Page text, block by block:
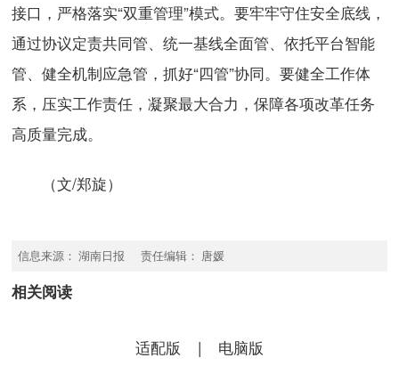
接口，严格落实“双重管理”模式。要牢牢守住安全底线，
通过协议定责共同管、统一基线全面管、依托平台智能
管、健全机制应急管，抓好“四管”协同。要健全工作体
系，压实工作责任，凝聚最大合力，保障各项改革任务
高质量完成。
（文/郑旋）
信息来源： 湖南日报 责任编辑： 唐媛
相关阅读
适配版 | 电脑版